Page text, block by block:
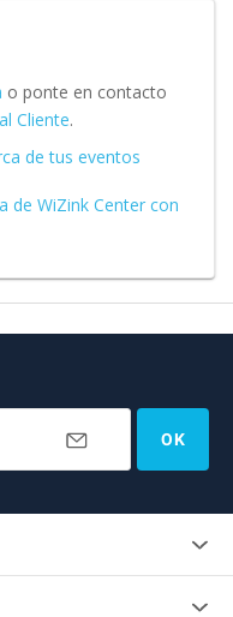
o ponte en contacto
Cliente.
de tus eventos
de WiZink Center con
OK